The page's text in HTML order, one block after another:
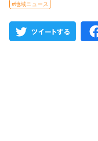
#地域ニュース